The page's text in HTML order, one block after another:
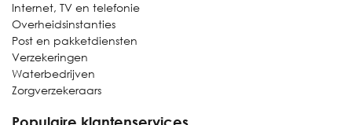
Internet, TV en telefonie
Overheidsinstanties
Post en pakketdiensten
Verzekeringen
Waterbedrijven
Zorgverzekeraars